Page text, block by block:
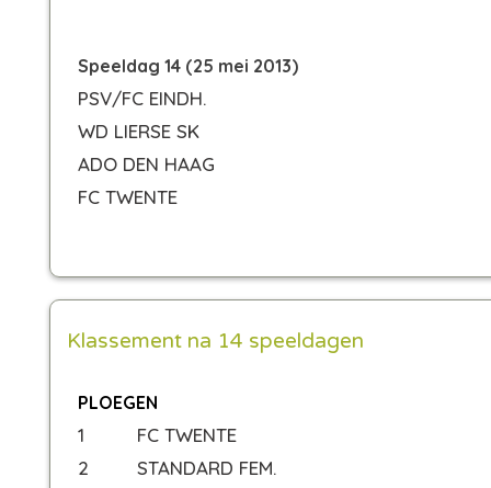
Speeldag 14 (25 mei 2013)
PSV/FC EINDH.
WD LIERSE SK
ADO DEN HAAG
FC TWENTE
Klassement na 14 speeldagen
PLOEGEN
1
FC TWENTE
2
STANDARD FEM.